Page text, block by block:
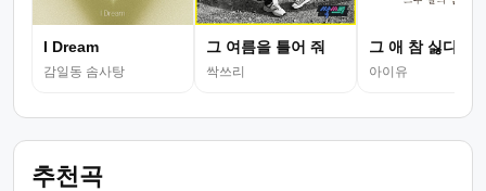
I Dream
감일동 솜사탕
그 여름을 틀어 줘
싹쓰리
그 애 참 싫다
아이유
추천곡